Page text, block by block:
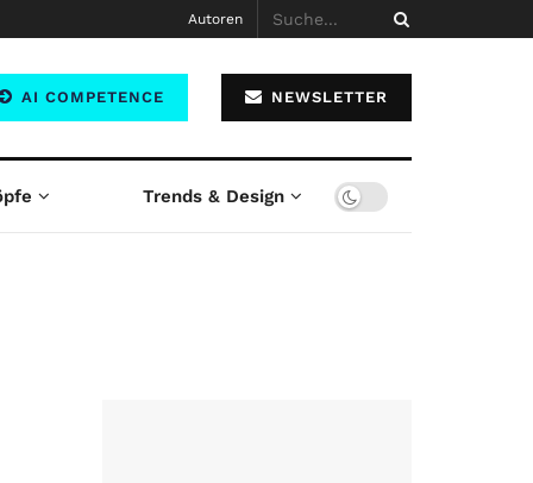
Autoren
AI COMPETENCE NEWSLETTER
Trends & Design